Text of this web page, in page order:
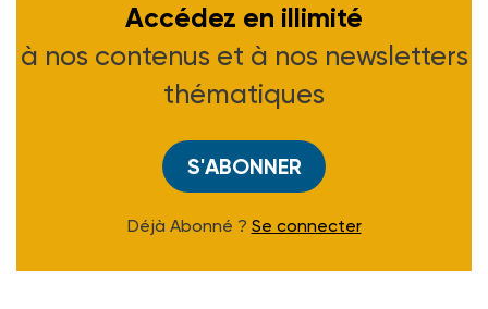
Accédez en illimité
à nos contenus et à nos newsletters
thématiques
S'ABONNER
Déjà Abonné ? Se connecter